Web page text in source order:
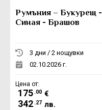
Румъния – Букурещ -
Синая - Брашов
3 дни / 2 нощувки
02.10.2026 г.
Цена от:
175 .00 €
342 .27 лв.